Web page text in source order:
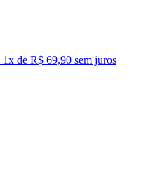
1x de R$ 69,90 sem juros